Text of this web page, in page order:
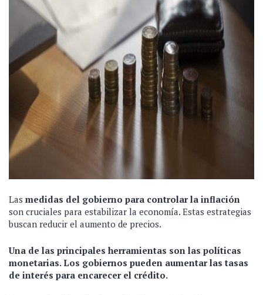
Las medidas del gobierno para controlar la inflación
son cruciales para estabilizar la economía. Estas estrategias
buscan reducir el aumento de precios.
Una de las principales herramientas son las políticas
monetarias. Los gobiernos pueden aumentar las tasas
de interés para encarecer el crédito.